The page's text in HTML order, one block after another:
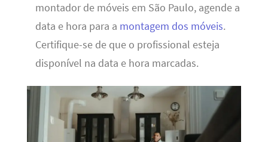
montador de móveis em São Paulo, agende a
data e hora para a montagem dos móveis.
Certifique-se de que o profissional esteja
disponível na data e hora marcadas.